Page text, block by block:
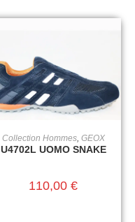
CHOIX DES OPTIONS
Collection Hommes, GEOX
U4702L UOMO SNAKE
110,00 €